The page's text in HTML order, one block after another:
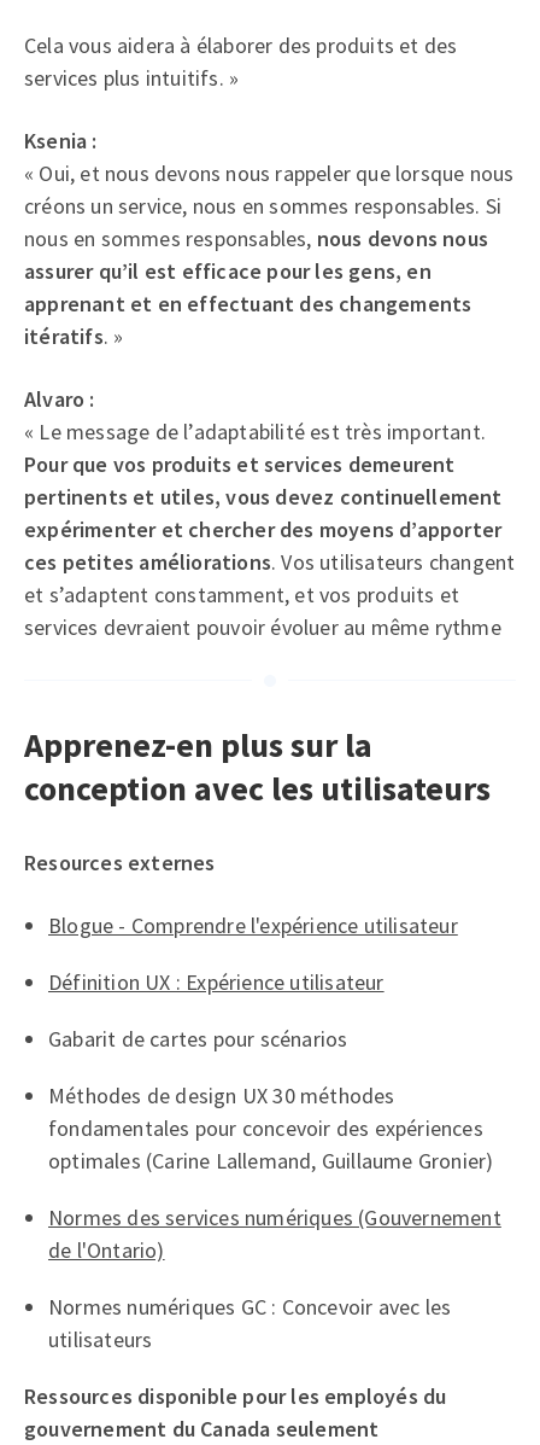
Cela vous aidera à élaborer des produits et des
services plus intuitifs. »
Ksenia :
« Oui, et nous devons nous rappeler que lorsque nous
créons un service, nous en sommes responsables. Si
nous en sommes responsables, nous devons nous
assurer qu’il est efficace pour les gens, en
apprenant et en effectuant des changements
itératifs. »
Alvaro :
« Le message de l’adaptabilité est très important.
Pour que vos produits et services demeurent
pertinents et utiles, vous devez continuellement
expérimenter et chercher des moyens d’apporter
ces petites améliorations. Vos utilisateurs changent
et s’adaptent constamment, et vos produits et
services devraient pouvoir évoluer au même rythme
Apprenez-en plus sur la
conception avec les utilisateurs
Resources externes
Blogue - Comprendre l'expérience utilisateur
Définition UX : Expérience utilisateur
Gabarit de cartes pour scénarios
Méthodes de design UX 30 méthodes
fondamentales pour concevoir des expériences
optimales (Carine Lallemand, Guillaume Gronier)
Normes des services numériques (Gouvernement
de l'Ontario)
Normes numériques GC : Concevoir avec les
utilisateurs
Ressources disponible pour les employés du
gouvernement du Canada seulement